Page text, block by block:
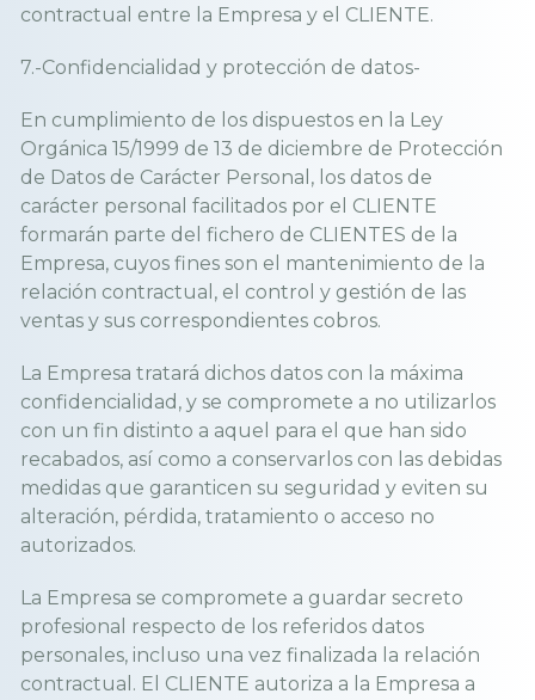
contractual entre la Empresa y el CLIENTE.
7.-Confidencialidad y protección de datos-
En cumplimiento de los dispuestos en la Ley
Orgánica 15/1999 de 13 de diciembre de Protección
de Datos de Carácter Personal, los datos de
carácter personal facilitados por el CLIENTE
formarán parte del fichero de CLIENTES de la
Empresa, cuyos fines son el mantenimiento de la
relación contractual, el control y gestión de las
ventas y sus correspondientes cobros.
La Empresa tratará dichos datos con la máxima
confidencialidad, y se compromete a no utilizarlos
con un fin distinto a aquel para el que han sido
recabados, así como a conservarlos con las debidas
medidas que garanticen su seguridad y eviten su
alteración, pérdida, tratamiento o acceso no
autorizados.
La Empresa se compromete a guardar secreto
profesional respecto de los referidos datos
personales, incluso una vez finalizada la relación
contractual. El CLIENTE autoriza a la Empresa a